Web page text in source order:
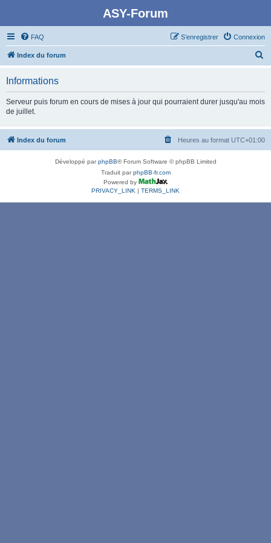
ASY-Forum
FAQ Connexion
S’enregistrer
Index du forum
c
Informations
Serveur puis forum en cours de mises à jour qui pourraient durer jusqu'au mois
de juillet.
Index du forum Heures au format UTC+01:00
Développé parphpBB® Forum Software © phpBB Limited
Traduit parphpBB-fr.com
Powered by
PRIVACY_LINK | TERMS_LINK